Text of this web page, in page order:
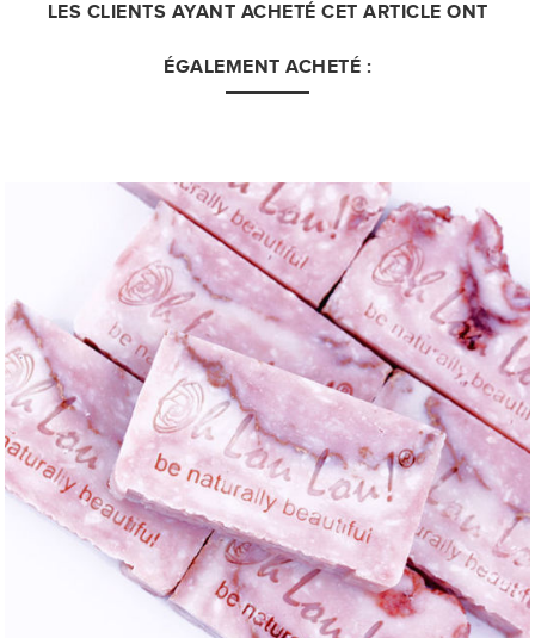
LES CLIENTS AYANT ACHETÉ CET ARTICLE ONT
ÉGALEMENT ACHETÉ :